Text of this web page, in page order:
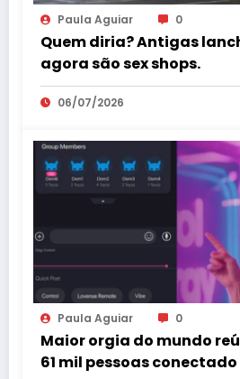
Paula Aguiar 0
Quem diria? Antigas
agora são sex shops.
06/07/2026
Paula Aguiar 0
Maior orgia do mundo
61 mil pessoas